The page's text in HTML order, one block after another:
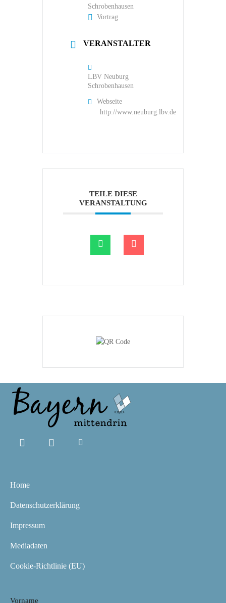
Schrobenhausen
Vortrag
VERANSTALTER
LBV Neuburg
Schrobenhausen
Webseite
http://www.neuburg.lbv.de
TEILE DIESE
VERANSTALTUNG
Home
Datenschutzerklärung
Impressum
Mediadaten
Cookie-Richtlinie (EU)
Vorname